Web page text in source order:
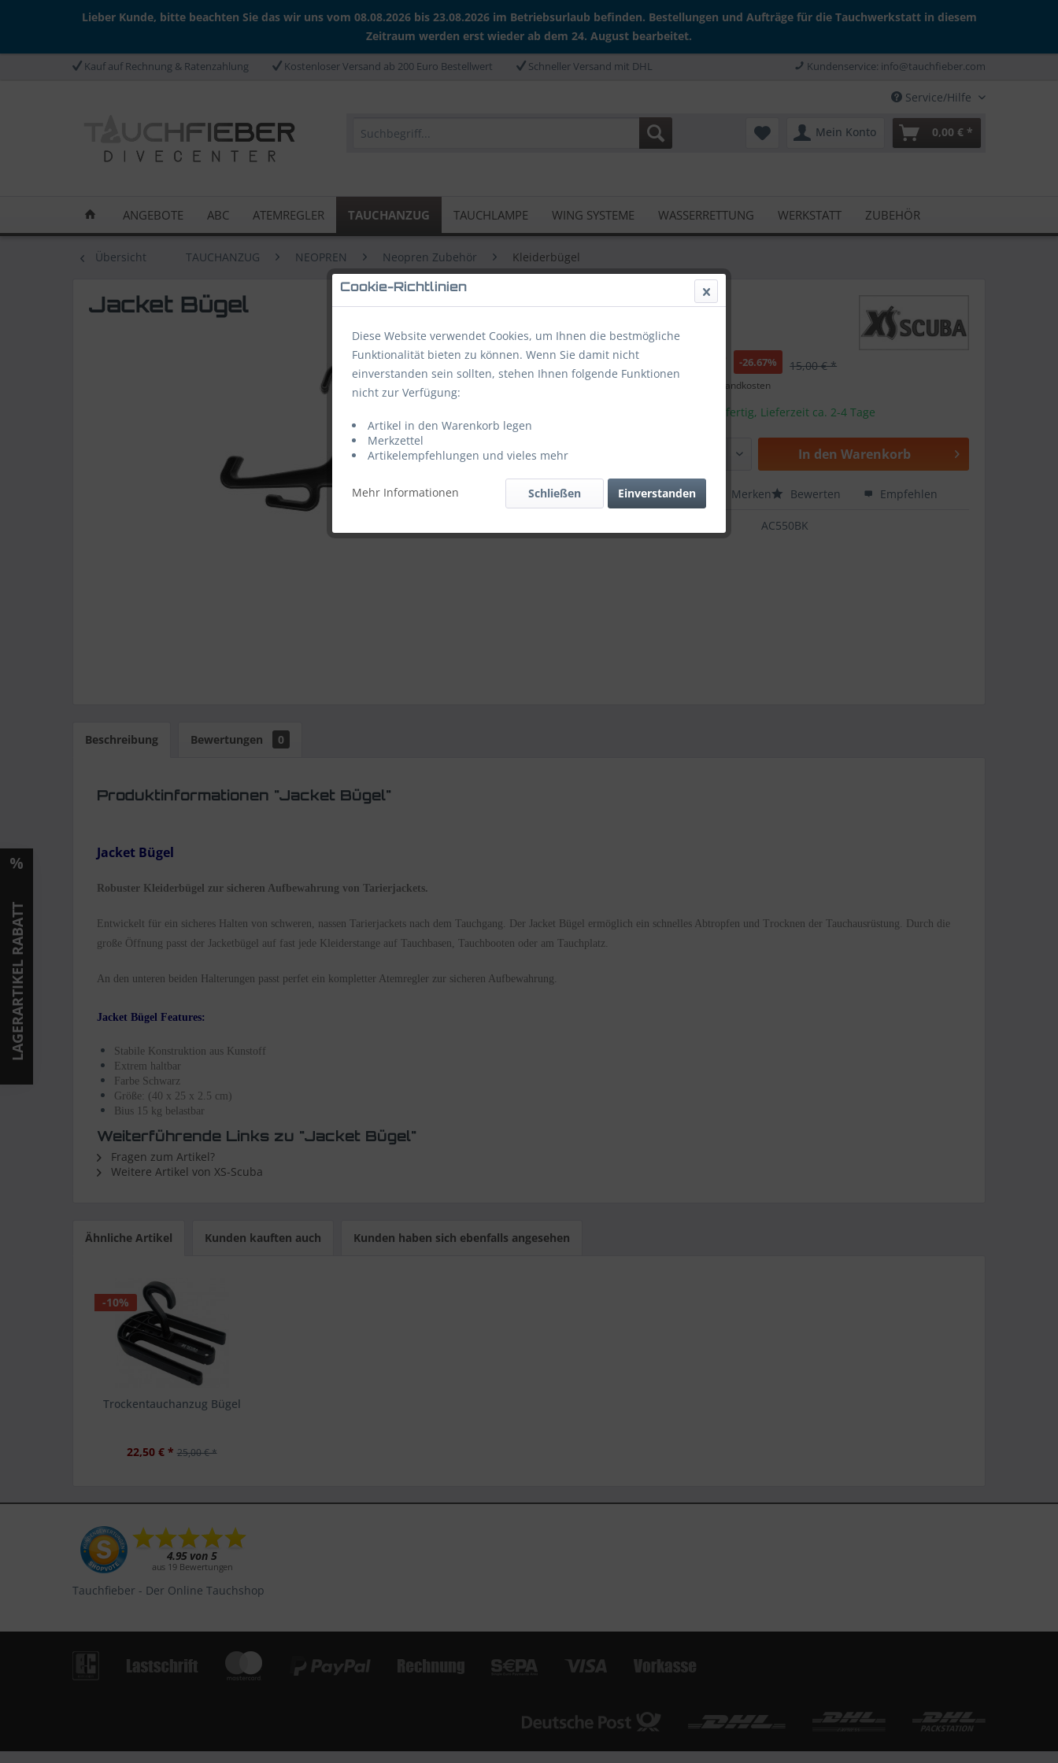
Lieber Kunde, bitte beachten Sie das wir uns vom 08.08.2026 bis 23.08.2026 im Betriebsurlaub befinden. Bestellungen und Aufträge für die Tauchwerkstatt in diesem
Zeitraum werden erst wieder ab dem 24. August bearbeitet.
Kauf auf Rechnung & Ratenzahlung Kostenloser Versand ab 200 Euro Bestellwert Schneller Versand mit DHL Kundenservice: info@tauchfieber.com
Service/Hilfe
Mein Konto 0,00 € *
ANGEBOTE ABC ATEMREGLER TAUCHANZUG TAUCHLAMPE WING SYSTEME WASSERRETTUNG WERKSTATT ZUBEHÖR
Übersicht TAUCHANZUG NEOPREN Neopren Zubehör Kleiderbügel
Jacket Bügel
11,00 € * -26.67% 15,00 € *
zzgl. Versandkosten
Sofort versandfertig, Lieferzeit ca. 2-4 Tage
In den Warenkorb
Vergleichen Merken Bewerten Empfehlen
AC550BK
Beschreibung Bewertungen 0
Produktinformationen "Jacket Bügel"
Jacket Bügel
Robuster Kleiderbügel zur sicheren Aufbewahrung von Tarierjackets.
Entwickelt für ein sicheres Halten von schweren, nassen Tarierjackets nach dem Tauchgang. Der Jacket Bügel ermöglich ein schnelles Abtropfen und Trocknen der Tauchausrüstung. Durch die
große Öffnung passt der Jacketbügel auf fast jede Kleiderstange auf Tauchbasen, Tauchbooten oder am Tauchplatz.
An den unteren beiden Halterungen passt perfet ein kompletter Atemregler zur sicheren Aufbewahrung.
Jacket Bügel Features:
Stabile Konstruktion aus Kunstoff
Extrem haltbar
Farbe Schwarz
Größe: (40 x 25 x 2.5 cm)
Bius 15 kg belastbar
Weiterführende Links zu "Jacket Bügel"
Fragen zum Artikel?
Weitere Artikel von XS-Scuba
Ähnliche Artikel Kunden kauften auch Kunden haben sich ebenfalls angesehen
-10%
Trockentauchanzug Bügel
22,50 € * 25,00 € *
Tauchfieber - Der Online Tauchshop
LAGERARTIKEL RABATT
Cookie-Richtlinien
Diese Website verwendet Cookies, um Ihnen die bestmögliche
Funktionalität bieten zu können. Wenn Sie damit nicht
einverstanden sein sollten, stehen Ihnen folgende Funktionen
nicht zur Verfügung:
Artikel in den Warenkorb legen
Merkzettel
Artikelempfehlungen und vieles mehr
Mehr Informationen Einverstanden
Schließen